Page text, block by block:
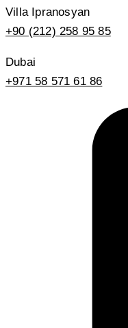
Villa Ipranosyan
+90 (212) 258 95 85
Dubai
+971 58 571 61 86